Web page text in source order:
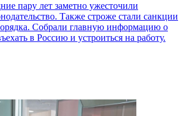
пару лет заметно ужесточили
Также строже стали санкции
Собрали главную информацию о
в Россию и устроиться на работу.